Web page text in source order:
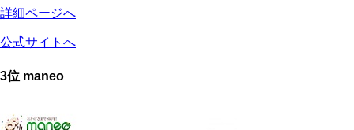
詳細ページへ
公式サイトへ
3位 maneo